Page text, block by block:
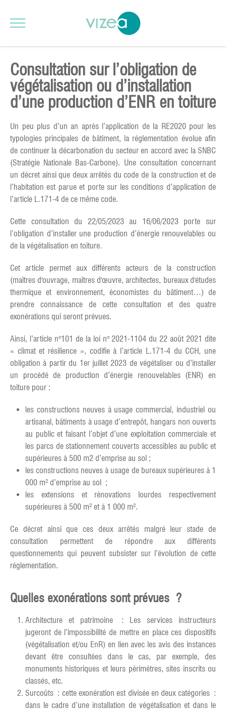
Consultation sur l’obligation de
végétalisation ou d’installation
d’une production d’ENR en toiture
Un peu plus d’un an après l’application de la RE2020 pour les
typologies principales de bâtiment, la réglementation évolue afin
de continuer la décarbonation du secteur en accord avec la SNBC
(Stratégie Nationale Bas-Carbone). Une consultation concernant
un décret ainsi que deux arrêtés du code de la construction et de
l’habitation est parue et porte sur les conditions d’application de
l’article L.171-4 de ce même code.
Cette consultation du 22/05/2023 au 16/06/2023 porte sur
l’obligation d’installer une production d’énergie renouvelables ou
de la végétalisation en toiture.
Cet article permet aux différents acteurs de la construction
(maîtres d'ouvrage, maîtres d'œuvre, architectes, bureaux d'études
thermique et environnement, économistes du bâtiment…) de
prendre connaissance de cette consultation et des quatre
exonérations qui seront prévues.
Ainsi, l’article n°101 de la loi n° 2021-1104 du 22 août 2021 dite
« climat et résilience », codifie à l’article L.171-4 du CCH, une
obligation à partir du 1er juillet 2023 de végétaliser ou d’installer
un procédé de production d’énergie renouvelables (ENR) en
toiture pour :
les constructions neuves à usage commercial, industriel ou
artisanal, bâtiments à usage d’entrepôt, hangars non ouverts
au public et faisant l’objet d’une exploitation commerciale et
les parcs de stationnement couverts accessibles au public et
supérieures à 500 m2 d’emprise au sol ;
les constructions neuves à usage de bureaux supérieures à 1
000 m² d’emprise au sol ;
les extensions et rénovations lourdes respectivement
supérieures à 500 m² et à 1 000 m².
Ce décret ainsi que ces deux arrêtés malgré leur stade de
consultation permettent de répondre aux différents
questionnements qui peuvent subsister sur l’évolution de cette
réglementation.
Quelles exonérations sont prévues ?
Architecture et patrimoine : Les services instructeurs
jugeront de l’impossibilité de mettre en place ces dispositifs
(végétalisation et/ou EnR) en lien avec les avis des instances
devant être consultées dans le cas, par exemple, des
monuments historiques et leurs périmètres, sites inscrits ou
classés, etc.
Surcoûts : cette exonération est divisée en deux catégories :
dans le cadre d’une installation de végétalisation et dans le